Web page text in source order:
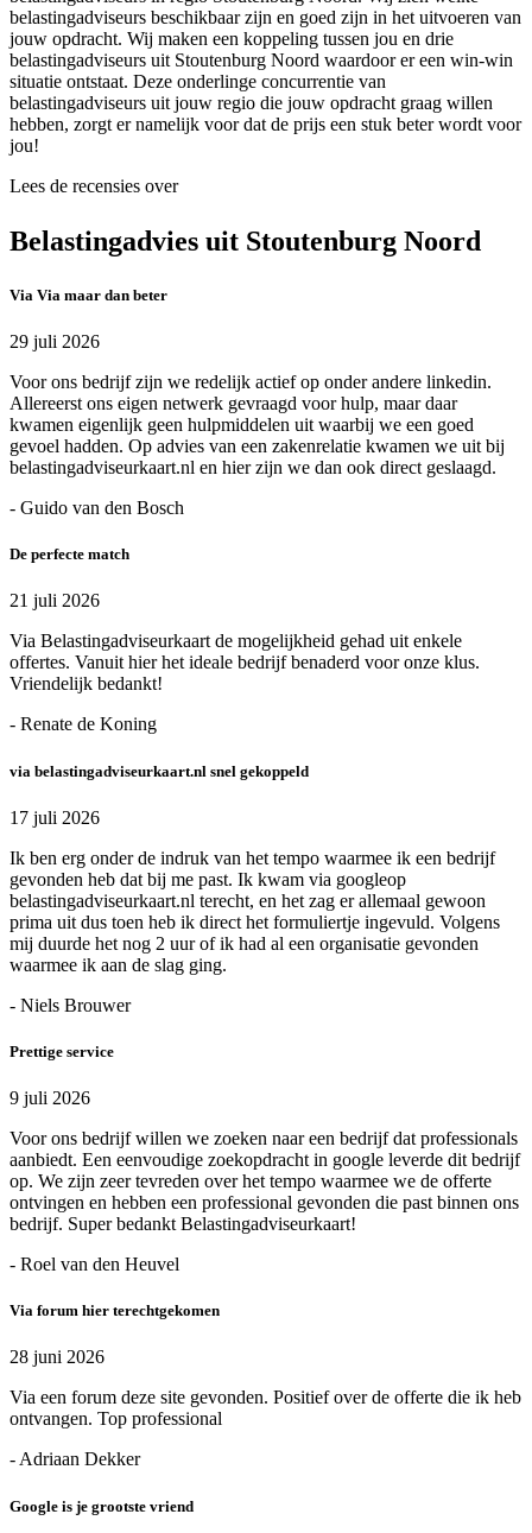
belastingadviseurs beschikbaar zijn en goed zijn in het uitvoeren van
jouw opdracht. Wij maken een koppeling tussen jou en drie
belastingadviseurs uit Stoutenburg Noord waardoor er een win-win
situatie ontstaat. Deze onderlinge concurrentie van
belastingadviseurs uit jouw regio die jouw opdracht graag willen
hebben, zorgt er namelijk voor dat de prijs een stuk beter wordt voor
jou!
Lees de recensies over
Belastingadvies uit Stoutenburg Noord
Via Via maar dan beter
29 juli 2026
Voor ons bedrijf zijn we redelijk actief op onder andere linkedin.
Allereerst ons eigen netwerk gevraagd voor hulp, maar daar
kwamen eigenlijk geen hulpmiddelen uit waarbij we een goed
gevoel hadden. Op advies van een zakenrelatie kwamen we uit bij
belastingadviseurkaart.nl en hier zijn we dan ook direct geslaagd.
- Guido van den Bosch
De perfecte match
21 juli 2026
Via Belastingadviseurkaart de mogelijkheid gehad uit enkele
offertes. Vanuit hier het ideale bedrijf benaderd voor onze klus.
Vriendelijk bedankt!
- Renate de Koning
via belastingadviseurkaart.nl snel gekoppeld
17 juli 2026
Ik ben erg onder de indruk van het tempo waarmee ik een bedrijf
gevonden heb dat bij me past. Ik kwam via googleop
belastingadviseurkaart.nl terecht, en het zag er allemaal gewoon
prima uit dus toen heb ik direct het formuliertje ingevuld. Volgens
mij duurde het nog 2 uur of ik had al een organisatie gevonden
waarmee ik aan de slag ging.
- Niels Brouwer
Prettige service
9 juli 2026
Voor ons bedrijf willen we zoeken naar een bedrijf dat professionals
aanbiedt. Een eenvoudige zoekopdracht in google leverde dit bedrijf
op. We zijn zeer tevreden over het tempo waarmee we de offerte
ontvingen en hebben een professional gevonden die past binnen ons
bedrijf. Super bedankt Belastingadviseurkaart!
- Roel van den Heuvel
Via forum hier terechtgekomen
28 juni 2026
Via een forum deze site gevonden. Positief over de offerte die ik heb
ontvangen. Top professional
- Adriaan Dekker
Google is je grootste vriend